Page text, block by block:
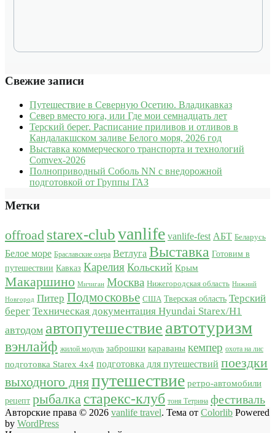
Свежие записи
Путешествие в Северную Осетию. Владикавказ
Север вместо юга, или Где мои семнадцать лет
Терский берег. Расписание приливов и отливов в
Кандалакшском заливе Белого моря, 2026 год
Выставка коммерческого транспорта и технологий
Comvex-2026
Полноприводный Соболь NN с внедорожной
подготовкой от Группы ГАЗ
Метки
offroad starex-clubvanlife vanlife-fest АБТ Беларусь
Белое море Браславские озера Ветлуга Выставка Готовим в
путешествии Кавказ Карелия Кольский Крым
Макаршино Мичиган Москва Нижегородская область Нижний
Новгород Питер Подмосковье США Тверская область Терский
берег Техническая документация Hyundai Starex/H1
автодом автопутешествие автотуризм
вэнлайф жилой модуль заброшки караваны кемпер охота на лис
подготовка Starex 4x4 подготовка для путешествий поездки
выходного дняпутешествие ретро-автомобили
рецепт рыбалка старекс-клуб тоня Тетрина фестиваль
Авторские права © 2026 vanlife travel. Тема от Colorlib Powered
by WordPress